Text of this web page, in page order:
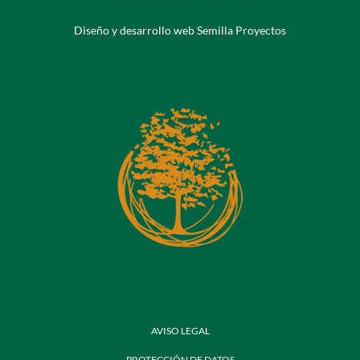
Diseño y desarrollo web Semilla Proyectos
AVISO LEGAL